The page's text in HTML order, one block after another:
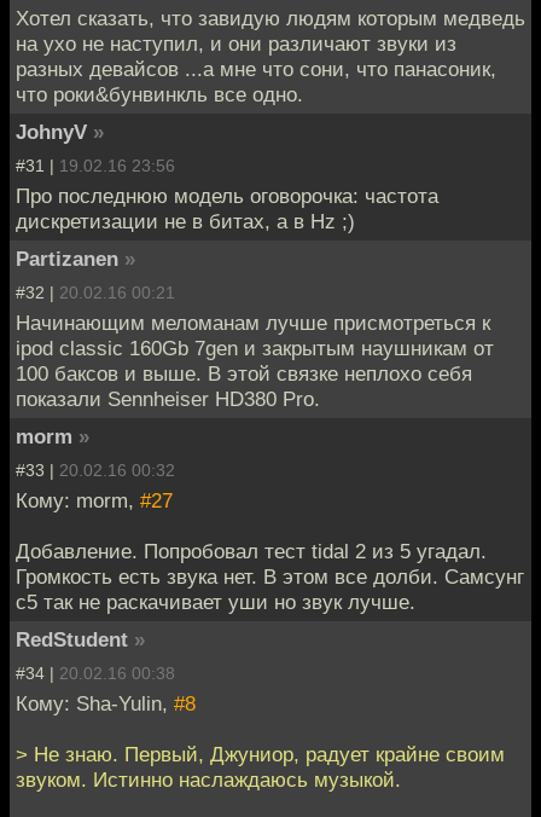
Хотел сказать, что завидую людям которым медведь
на ухо не наступил, и они различают звуки из
разных девайсов ...а мне что сони, что панасоник,
что роки&бунвинкль все одно.
JohnyV »
#31 | 19.02.16 23:56
Про последнюю модель оговорочка: частота
дискретизации не в битах, а в Hz ;)
Partizanen »
#32 | 20.02.16 00:21
Начинающим меломанам лучше присмотреться к
ipod classic 160Gb 7gen и закрытым наушникам от
100 баксов и выше. В этой связке неплохо себя
показали Sennheiser HD380 Pro.
morm »
#33 | 20.02.16 00:32
Кому: morm, #27
Добавление. Попробовал тест tidal 2 из 5 угадал.
Громкость есть звука нет. В этом все долби. Самсунг
с5 так не раскачивает уши но звук лучше.
RedStudent »
#34 | 20.02.16 00:38
Кому: Sha-Yulin, #8
> Не знаю. Первый, Джуниор, радует крайне своим
звуком. Истинно наслаждаюсь музыкой.